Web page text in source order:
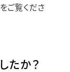
をご覧くださ
たか？